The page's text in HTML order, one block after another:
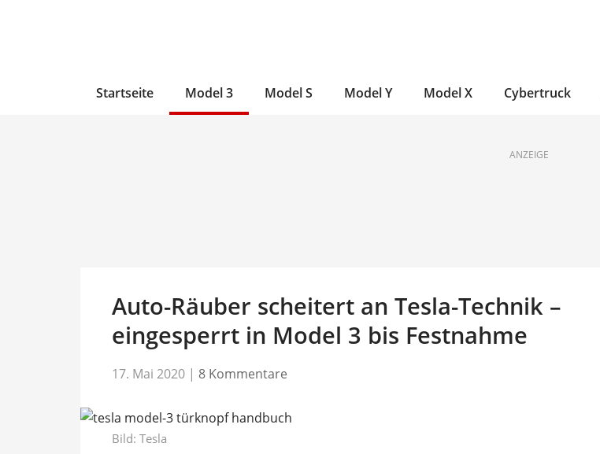
Startseite Model 3 Model S Model Y Model X Cybertruck
ANZEIGE
Auto-Räuber scheitert an Tesla-Technik –
eingesperrt in Model 3 bis Festnahme
17. Mai 2020 | 8 Kommentare
Bild: Tesla